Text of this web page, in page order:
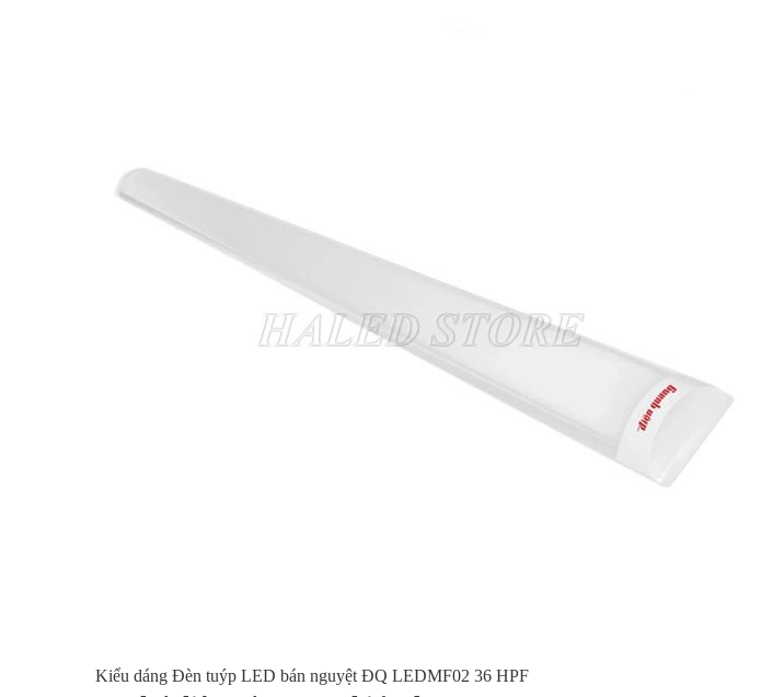
Kiểu dáng Đèn tuýp LED bán nguyệt ĐQ LEDMF02 36 HPF